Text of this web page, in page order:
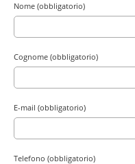
Nome (obbligatorio)
Cognome (obbligatorio)
E-mail (obbligatorio)
Telefono (obbligatorio)